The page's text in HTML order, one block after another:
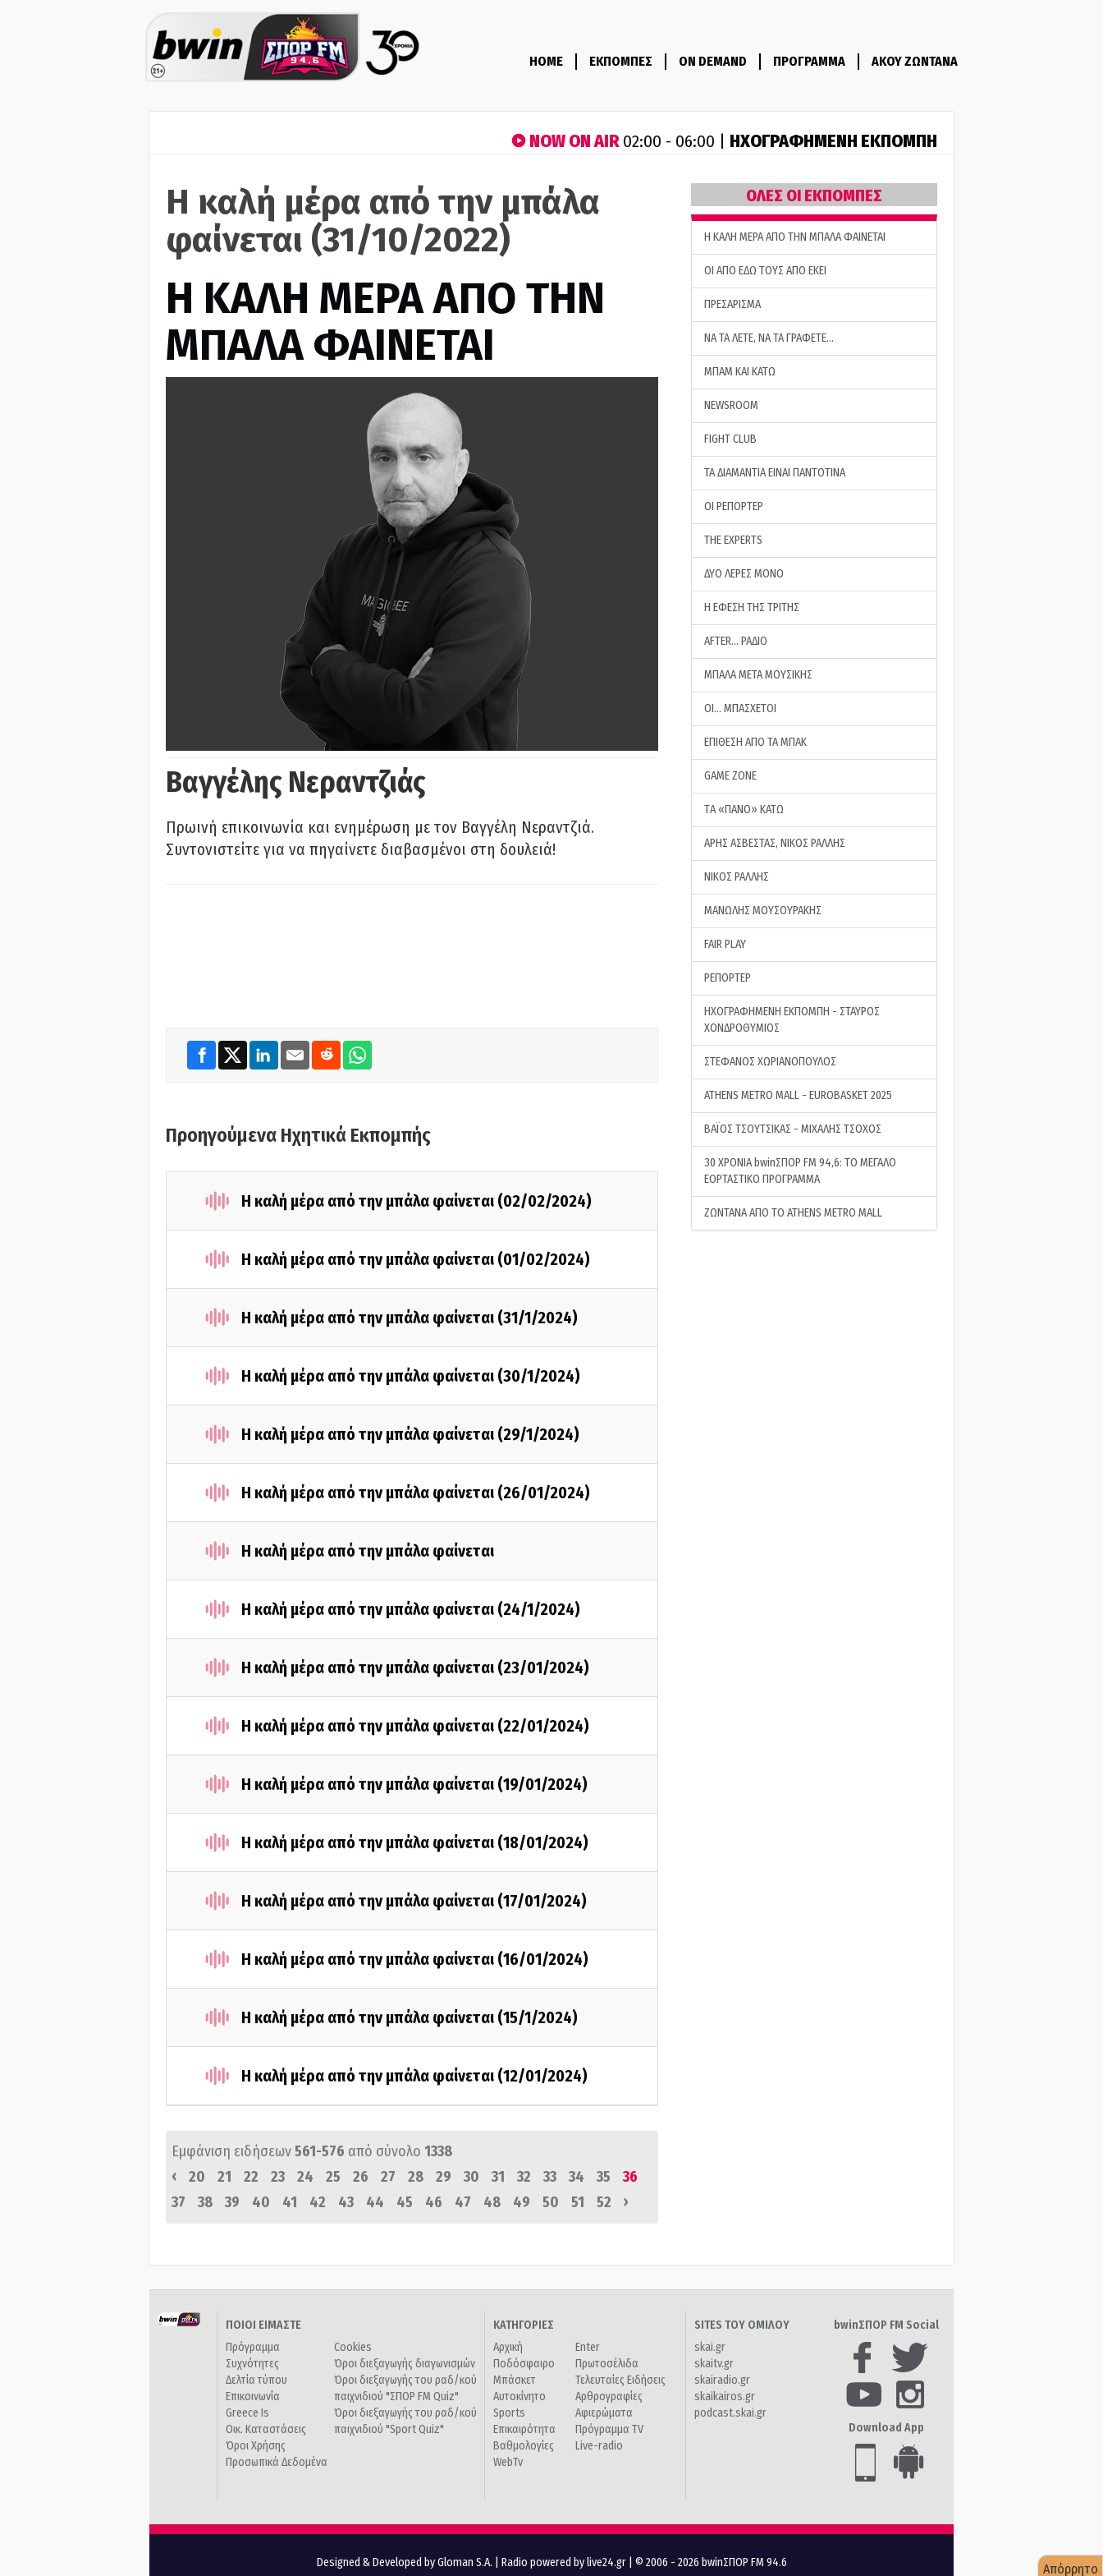
HOME ΕΚΠΟΜΠΕΣ ON DEMAND ΠΡΟΓΡΑΜΜΑ ΑΚΟΥ ΖΩΝΤΑΝΑ
NOW ON AIR02:00 - 06:00 | ΗΧΟΓΡΑΦΗΜΕΝΗ ΕΚΠΟΜΠΗ
Η καλή μέρα από την μπάλα
φαίνεται (31/10/2022)
H ΚΑΛΗ ΜΕΡΑ ΑΠΟ ΤΗΝ
ΜΠΑΛΑ ΦΑΙΝΕΤΑΙ
Βαγγέλης Νεραντζιάς
Πρωινή επικοινωνία και ενημέρωση με τον Βαγγέλη Νεραντζιά.
Συντονιστείτε για να πηγαίνετε διαβασμένοι στη δουλειά!
Προηγούμενα Ηχητικά Εκπομπής
Η καλή μέρα από την μπάλα φαίνεται (02/02/2024)
Η καλή μέρα από την μπάλα φαίνεται (01/02/2024)
Η καλή μέρα από την μπάλα φαίνεται (31/1/2024)
Η καλή μέρα από την μπάλα φαίνεται (30/1/2024)
Η καλή μέρα από την μπάλα φαίνεται (29/1/2024)
Η καλή μέρα από την μπάλα φαίνεται (26/01/2024)
Η καλή μέρα από την μπάλα φαίνεται
Η καλή μέρα από την μπάλα φαίνεται (24/1/2024)
H καλή μέρα από την μπάλα φαίνεται (23/01/2024)
H καλή μέρα από την μπάλα φαίνεται (22/01/2024)
H καλή μέρα από την μπάλα φαίνεται (19/01/2024)
H καλή μέρα από την μπάλα φαίνεται (18/01/2024)
Η καλή μέρα από την μπάλα φαίνεται (17/01/2024)
H καλή μέρα από την μπάλα φαίνεται (16/01/2024)
Η καλή μέρα από την μπάλα φαίνεται (15/1/2024)
H καλή μέρα από την μπάλα φαίνεται (12/01/2024)
Εμφάνιση ειδήσεων561-576 από σύνολο 1338
‹
20 21 22 23 24 25 26 27 28 29 30 31 32 33 34 35
36
37
38 39 40 41 42 43 44 45 46 47 48 49 50 51 52 ›
ΟΛΕΣ ΟΙ ΕΚΠΟΜΠΕΣ
H ΚΑΛΗ ΜΕΡΑ ΑΠΟ ΤΗΝ ΜΠΑΛΑ ΦΑΙΝΕΤΑΙ
ΟΙ ΑΠΟ ΕΔΩ ΤΟΥΣ ΑΠΟ ΕΚΕΙ
ΠΡΕΣΑΡΙΣΜΑ
ΝΑ ΤΑ ΛΕΤΕ, ΝΑ ΤΑ ΓΡΑΦΕΤΕ…
ΜΠΑΜ ΚΑΙ ΚΑΤΩ
NEWSROOM
FIGHT CLUB
ΤΑ ΔΙΑΜΑΝΤΙΑ ΕΙΝΑΙ ΠΑΝΤΟΤΙΝΑ
ΟΙ ΡΕΠΟΡΤΕΡ
THE EXPERTS
ΔΥΟ ΛΕΡΕΣ ΜΟΝΟ
Η ΕΦΕΣΗ ΤΗΣ ΤΡΙΤΗΣ
AFTER… ΡΑΔΙΟ
ΜΠΑΛΑ ΜΕΤΑ ΜΟΥΣΙΚΗΣ
ΟΙ… ΜΠΑΣΧΕΤΟΙ
ΕΠΙΘΕΣΗ ΑΠΟ ΤΑ ΜΠΑΚ
GAME ZONE
ΤA «ΠΑΝΟ» ΚΑΤΩ
ΑΡΗΣ ΑΣΒΕΣΤΑΣ, ΝΙΚΟΣ ΡΑΛΛΗΣ
ΝΙΚΟΣ ΡΑΛΛΗΣ
ΜΑΝΩΛΗΣ ΜΟΥΣΟΥΡΑΚΗΣ
FAIR PLAY
ΡΕΠΟΡΤΕΡ
ΗΧΟΓΡΑΦΗΜΕΝΗ ΕΚΠΟΜΠΗ - ΣΤΑΥΡΟΣ
ΧΟΝΔΡΟΘΥΜΙΟΣ
ΣΤΕΦΑΝΟΣ ΧΩΡΙΑΝΟΠΟΥΛΟΣ
ATHENS METRO MALL - EUROBASKET 2025
ΒΑΪΟΣ ΤΣΟΥΤΣΙΚΑΣ - ΜΙΧΑΛΗΣ ΤΣΟΧΟΣ
30 ΧΡΟΝΙΑ bwinΣΠΟΡ FM 94,6: ΤΟ ΜΕΓΑΛΟ
ΕΟΡΤΑΣΤΙΚΟ ΠΡΟΓΡΑΜΜΑ
ΖΩΝΤΑΝΑ ΑΠΟ ΤΟ ATHENS METRO MALL
ΠΟΙΟΙ ΕΙΜΑΣΤΕ
Πρόγραμμα
Συχνότητες
Δελτία τύπου
Επικοινωνία
Greece Is
Οικ. Καταστάσεις
Όροι Χρήσης
Προσωπικά Δεδομένα
Cookies
Όροι διεξαγωγής διαγωνισμών
Όροι διεξαγωγής του ραδ/κού
παιχνιδιού "ΣΠΟΡ FM Quiz"
Όροι διεξαγωγής του ραδ/κού
παιχνιδιού "Sport Quiz"
ΚΑΤΗΓΟΡΙΕΣ
Αρχική
Ποδόσφαιρο
Μπάσκετ
Αυτοκίνητο
Sports
Επικαιρότητα
Βαθμολογίες
WebTv
Enter
Πρωτοσέλιδα
Τελευταίες Ειδήσεις
Αρθρογραφίες
Αφιερώματα
Πρόγραμμα TV
Live-radio
SITES ΤΟΥ ΟΜΙΛΟΥ
skai.gr
skaitv.gr
skairadio.gr
skaikairos.gr
podcast.skai.gr
bwinΣΠΟΡ FM Social
Download App
Designed & Developed by Gloman S.A. Radio powered by live24.gr | © 2006 - 2026 bwinΣΠΟΡ FM 94.6 Απόρρητο